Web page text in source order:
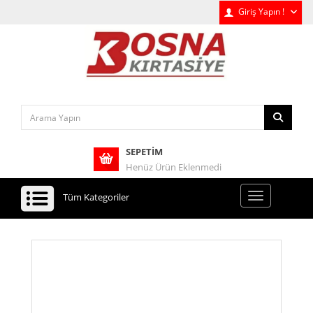
Giriş Yapın !
SEPETIM
Henüz Ürün Eklenmedi
Tüm Kategoriler